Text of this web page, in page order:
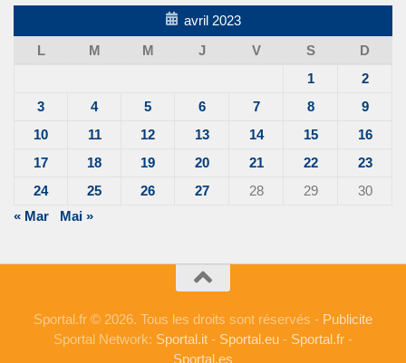
avril 2023
L
M M J V S
D
1
2
3
4 5 6 7 8
9
10
11 12 13 14 15
16
17
18 19 20 21 22
23
24
25 26 27 28 29
30
« Mar
Mai »
Sportal.fr © 2026. Tous les droits sont réservés - Publicite
Sportal Network: Sportal.it - Sportal.eu - Sportal.fr -
Sportal.es